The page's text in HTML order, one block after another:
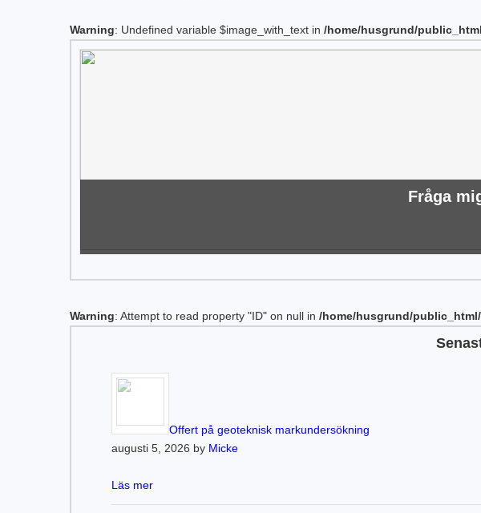
Warning: Undefined variable $image_with_text in /home/husgrund/
Fråga
Warning: Attempt to read property "ID" on null in /home/husgrund/
Offert på geoteknisk markundersökning
augusti 5, 2026 by Micke
Läs mer